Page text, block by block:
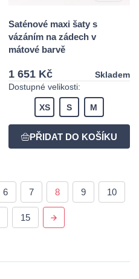
Saténové maxi šaty s
vázáním na zádech v
mátové barvě
1 651 Kč
Skladem
Dostupné velikosti:
XS S M
6 7 8 9 10
15